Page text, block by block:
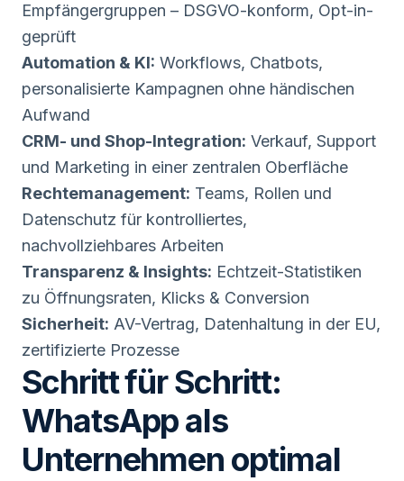
Empfängergruppen – DSGVO-konform, Opt-in-
geprüft
Automation & KI: Workflows, Chatbots,
personalisierte Kampagnen ohne händischen
Aufwand
CRM- und Shop-Integration: Verkauf, Support
und Marketing in einer zentralen Oberfläche
Rechtemanagement: Teams, Rollen und
Datenschutz für kontrolliertes,
nachvollziehbares Arbeiten
Transparenz & Insights: Echtzeit-Statistiken
zu Öffnungsraten, Klicks & Conversion
Sicherheit: AV-Vertrag, Datenhaltung in der EU,
zertifizierte Prozesse
Schritt für Schritt:
WhatsApp als
Unternehmen optimal